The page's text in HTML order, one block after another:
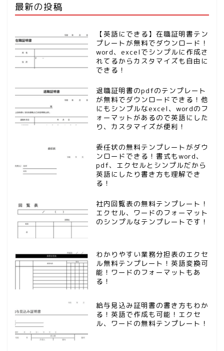
最新の投稿
【英語にできる】在職証明書テン
プレートが無料でダウンロード！
word、excelでシンプルに作成さ
れてるからカスタマイズも自由に
できる！
退職証明書のpdfのテンプレート
が無料でダウンロードできる！他
にもシンプルなexcel、wordのフ
ォーマットがあるので英語にした
り、カスタマイズが便利！
委任状の無料テンプレートがダウ
ンロードできる！書式もword、
pdf、エクセルとシンプルだから
英語にしたり書き方も理解でき
る！
社内回覧表の無料テンプレート！
エクセル、ワードのフォーマット
のシンプルなテンプレートです！
わかりやすい業務分担表のエクセ
ル無料テンプレート！英語変換可
能！ワードのフォーマットもあ
る！
給与見込み証明書の書き方もわか
る！英語で作成も可能！エクセ
ル、ワードの無料テンプレート！